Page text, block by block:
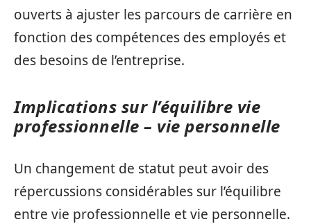
ouverts à ajuster les parcours de carrière en
fonction des compétences des employés et
des besoins de l’entreprise.
Implications sur l’équilibre vie
professionnelle – vie personnelle
Un changement de statut peut avoir des
répercussions considérables sur l’équilibre
entre vie professionnelle et vie personnelle.